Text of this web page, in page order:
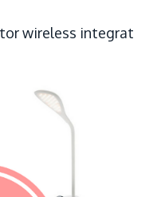
wireless integrat